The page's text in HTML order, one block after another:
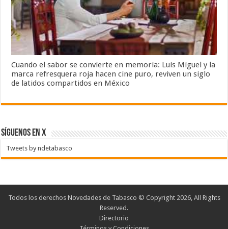
Cuando el sabor se convierte en memoria: Luis Miguel y la
marca refresquera roja hacen cine puro, reviven un siglo
de latidos compartidos en México
SÍGUENOS EN X
Tweets by ndetabasco
Todos los derechos Novedades de Tabasco © Copyright 2026, All Rights
Reserved.
Directorio